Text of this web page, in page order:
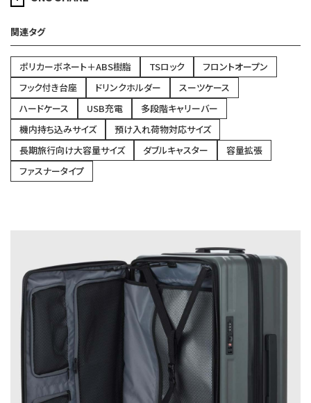
関連タグ
ポリカーボネート＋ABS樹脂 TSロック
フロントオープン
フック付き台座
ドリンクホルダー
スーツケース
ハードケース
USB充電
多段階キャリーバー
機内持ち込みサイズ
預け入れ荷物対応サイズ
長期旅行向け大容量サイズ
ダブルキャスター
容量拡張
ファスナータイプ